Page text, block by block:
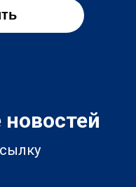
новостей